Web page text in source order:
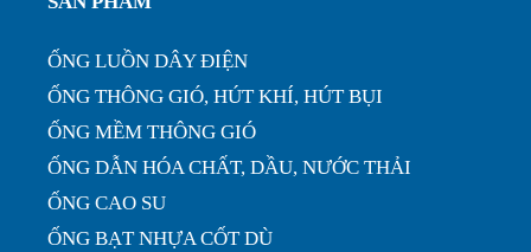
nhà xưở...
ỐNG LUỒN DÂY ĐIỆN
ỐNG THÔNG GIÓ, HÚT KHÍ, HÚT BỤI
ỐNG MỀM THÔNG GIÓ
ỐNG DẪN HÓA CHẤT, DẦU, NƯỚC THẢI
ỐNG CAO SU
ỐNG BẠT NHỰA CỐT DÙ